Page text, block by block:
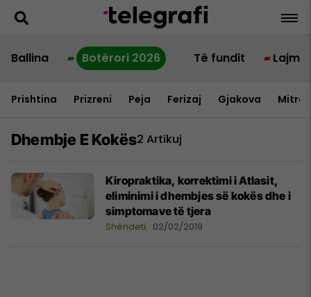
Ballina Botërori 2026 Të fundit Lajme
Prishtina Prizreni Peja Ferizaj Gjakova
Dhembje E Kokës2 Artikuj
Kiropraktika, korrektimi i Atlasit,
eliminimi i dhembjes së kokës dhe i
simptomave të tjera
Shëndeti 02/02/2019